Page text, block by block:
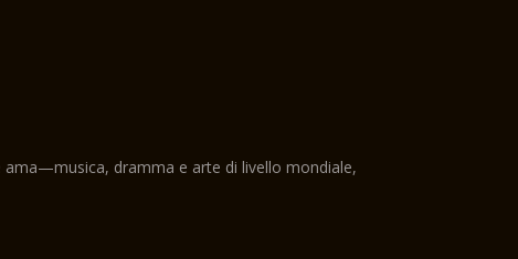
ama—musica, dramma e arte di livello mondiale,